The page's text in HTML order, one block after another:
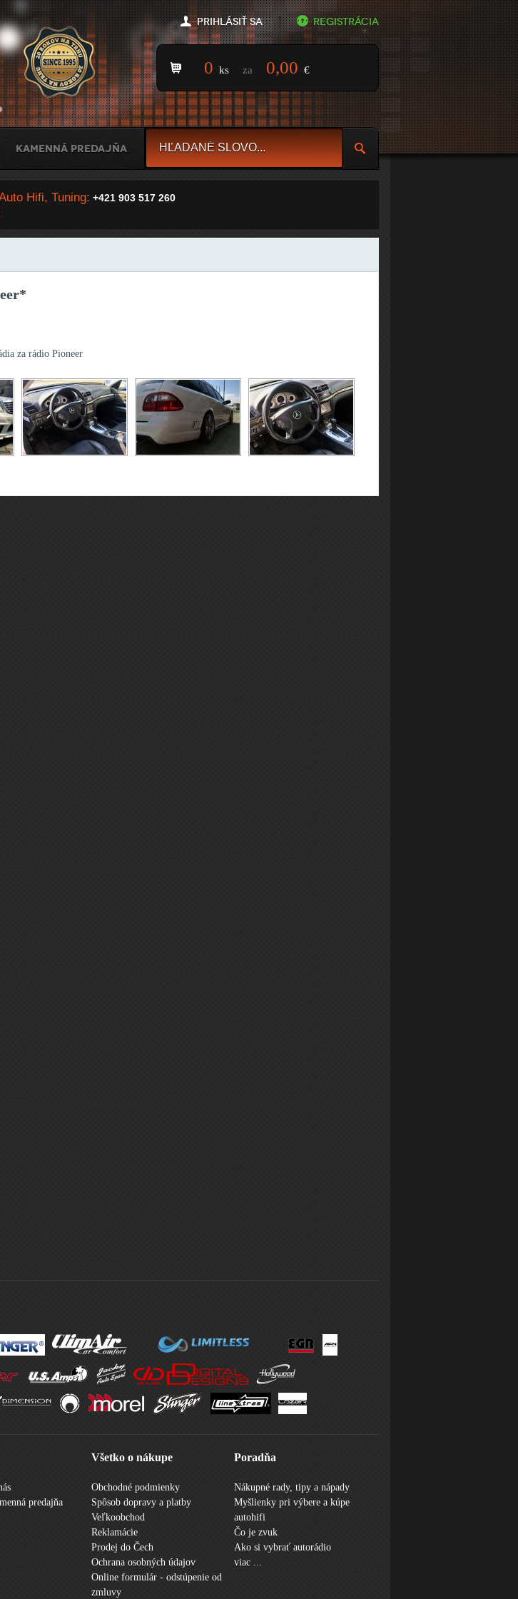
to Navigation
Prihlásiť sa
Registrácia
0 ks za 0,00 €
Kamenná predajňa
Hifi, Tuning: +421 903 517 260
za rádio Pioneer
predajňa
Všetko o nákupe
Obchodné podmienky
Spôsob dopravy a platby
Veľkoobchod
Reklamácie
Prodej do Čech
Ochrana osobných údajov
Online formulár - odstúpenie od
zmluvy
Poradňa
Nákupné rady, tipy a nápady
Myšlienky pri výbere a kúpe
autohifi
Čo je zvuk
Ako si vybrať autorádio
viac ...